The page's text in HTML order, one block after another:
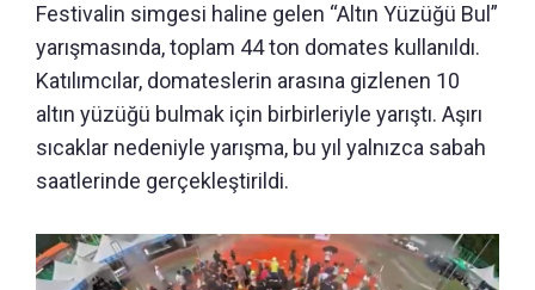
Festivalin simgesi haline gelen “Altın Yüzüğü Bul”
yarışmasında, toplam 44 ton domates kullanıldı.
Katılımcılar, domateslerin arasına gizlenen 10
altın yüzüğü bulmak için birbirleriyle yarıştı. Aşırı
sıcaklar nedeniyle yarışma, bu yıl yalnızca sabah
saatlerinde gerçekleştirildi.